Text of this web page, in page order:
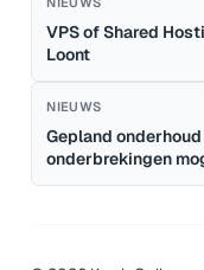
VPS of Shared
Loont
NIEUWS
Gepland
onderbrekingen